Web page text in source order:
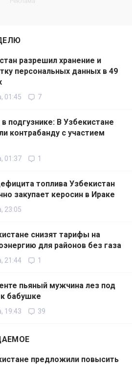
разрешил хранение и
персональных данных в 49
01:45 7
подгузнике: В Узбекистане
контрабанду с участием
01:37 1
топлива Узбекистан
закупает керосин в Ираке
23:05
снизят тарифы на
для районов без газа
21:44 1
пьяный мужчина лез под
бабушке
19:43 39
предложили повысить